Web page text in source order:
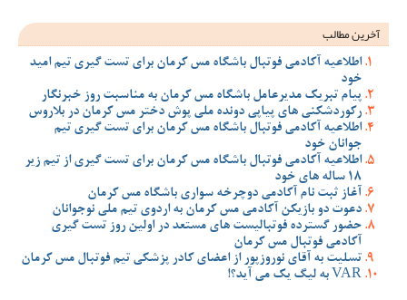
آخرین مطالب
اطلاعیه آکادمی فوتبال باشگاه مس کرمان برای تست گیری تیم امید
خود
پیام تبریک مدیرعامل باشگاه مس کرمان به مناسبت روز خبرنگار
رکوردشکنی های پیاپی دونده ملی پوش دختر مس کرمان در بلاروس
اطلاعیه آکادمی فوتبال باشگاه مس کرمان برای تست گیری تیم
جوانان خود
اطلاعیه آکادمی فوتبال باشگاه مس کرمان برای تست گیری از تیم زیر
18 ساله های خود
آغاز ثبت نام آکادمی دوچرخه سواری باشگاه مس کرمان
دعوت دو بازیکن آکادمی مس کرمان به اردوی تیم ملی نوجوانان
حضور گسترده فوتبالیست های مستعد در اولین روز تست گیری
آکادمی فوتبال مس کرمان
تسلیت به آقای نوروزپور از اعضای کادر پزشکی تیم فوتبال مس کرمان
VAR به لیگ یک می آید؟!